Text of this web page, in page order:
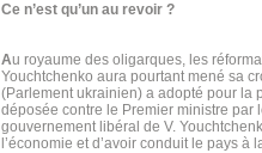
Ce n’est qu’un au revoir ?
Au royaume des oligarques, les
Youchtchenko aura pourtant mené sa
(Parlement ukrainien) a adopté pour la
déposée contre le Premier ministre par
gouvernement libéral de V.
l’économie et d’avoir conduit le pays à